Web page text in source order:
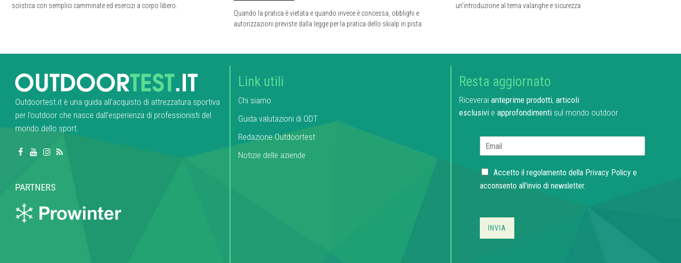
sciistica con semplici camminate ed esercizi a corpo libero.
Quando la pratica è vietata e quando invece è concessa, obblighi e
autorizzazioni previste dalla legge per la pratica dello skialp in pista
un'introduzione al tema valanghe e sicurezza
Outdoortest.it è una guida all’acquisto di attrezzatura sportiva
per l’outdoor che nasce dall’esperienza di professionisti del
mondo dello sport.
PARTNERS
Link utili
Chi siamo
Guida valutazioni di ODT
Redazione Outdoortest
Notizie delle aziende
Resta aggiornato
Riceveraianteprime prodotti, articoli
esclusivie approfondimentisul mondo outdoor
*
C
e
x
Accetto il regolamento della Privacy Policye
acconsento all'invio di newsletter.
INVIA